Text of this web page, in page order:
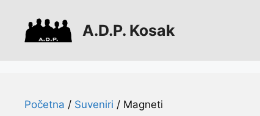
sadržaj
A.D.P. Kosak
Početna / Suveniri / Magneti